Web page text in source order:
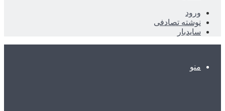
ورود
نوشته تصادفی
سایدبار
منو